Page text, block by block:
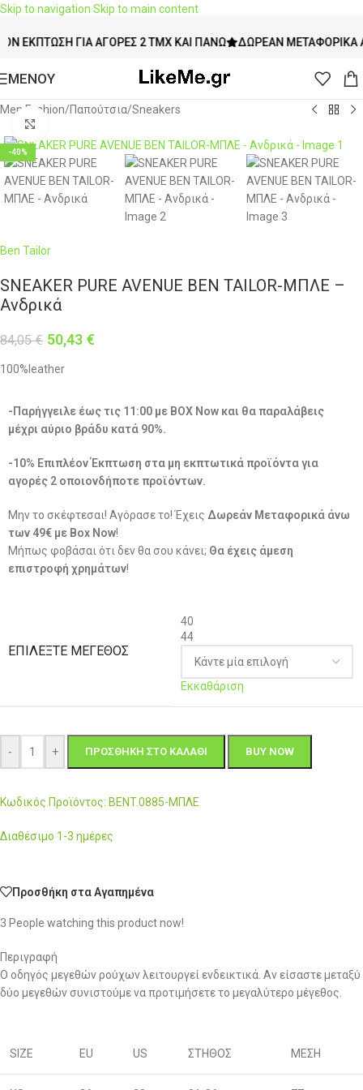
Skip to navigation Skip to main content
ΓΙΑ ΑΓΟΡΈΣ 2 ΤΜΧ ΚΑΙ ΠΆΝΩ ΔΩΡΕΆΝ ΜΕΤΑΦΟΡΙΚΆ ΆΝΩ
ΜΕΝΟΥ
Men Fashion/Παπούτσια/Sneakers
-40%
Ben Tailor
SNEAKER PURE AVENUE BEN TAILOR-ΜΠΛΕ –
Ανδρικά
84,05€ 50,43 €
100%leather
-Παρήγγειλε έως τις 11:00 με BOX Now και θα παραλάβεις
μέχρι αύριο βράδυ κατά 90%.
-10% Επιπλέον Έκπτωση στα μη εκπτωτικά προϊόντα για
αγορές 2 οποιονδήποτε προϊόντων.
Μην το σκέφτεσαι! Αγόρασε το! Έχεις Δωρεάν Μεταφορικά άνω
των 49€ με Box Now!
Μήπως φοβάσαι ότι δεν θα σου κάνει; Θα έχεις άμεση
επιστροφή χρημάτων!
ΕΠΙΛΈΞΤΕ ΜΈΓΕΘΟΣ
40
44
Εκκαθάριση
- + ΠΡΟΣΘΉΚΗ ΣΤΟ ΚΑΛΆΘΙ BUY NOW
Κωδικός Προϊόντος: BENT.0885-ΜΠΛΕ
Διαθέσιμο 1-3 ημέρες
Προσθήκη στα Αγαπημένα
3 People watching this product now!
Περιγραφή
Ο οδηγός μεγεθών ρούχων λειτουργεί ενδεικτικά. Αν είσαστε μεταξύ
δύο μεγεθών συνιστούμε να προτιμήσετε το μεγαλύτερο μέγεθος.
SIZE EU US ΣΤΗΘΟΣ ΜΕΣΗ